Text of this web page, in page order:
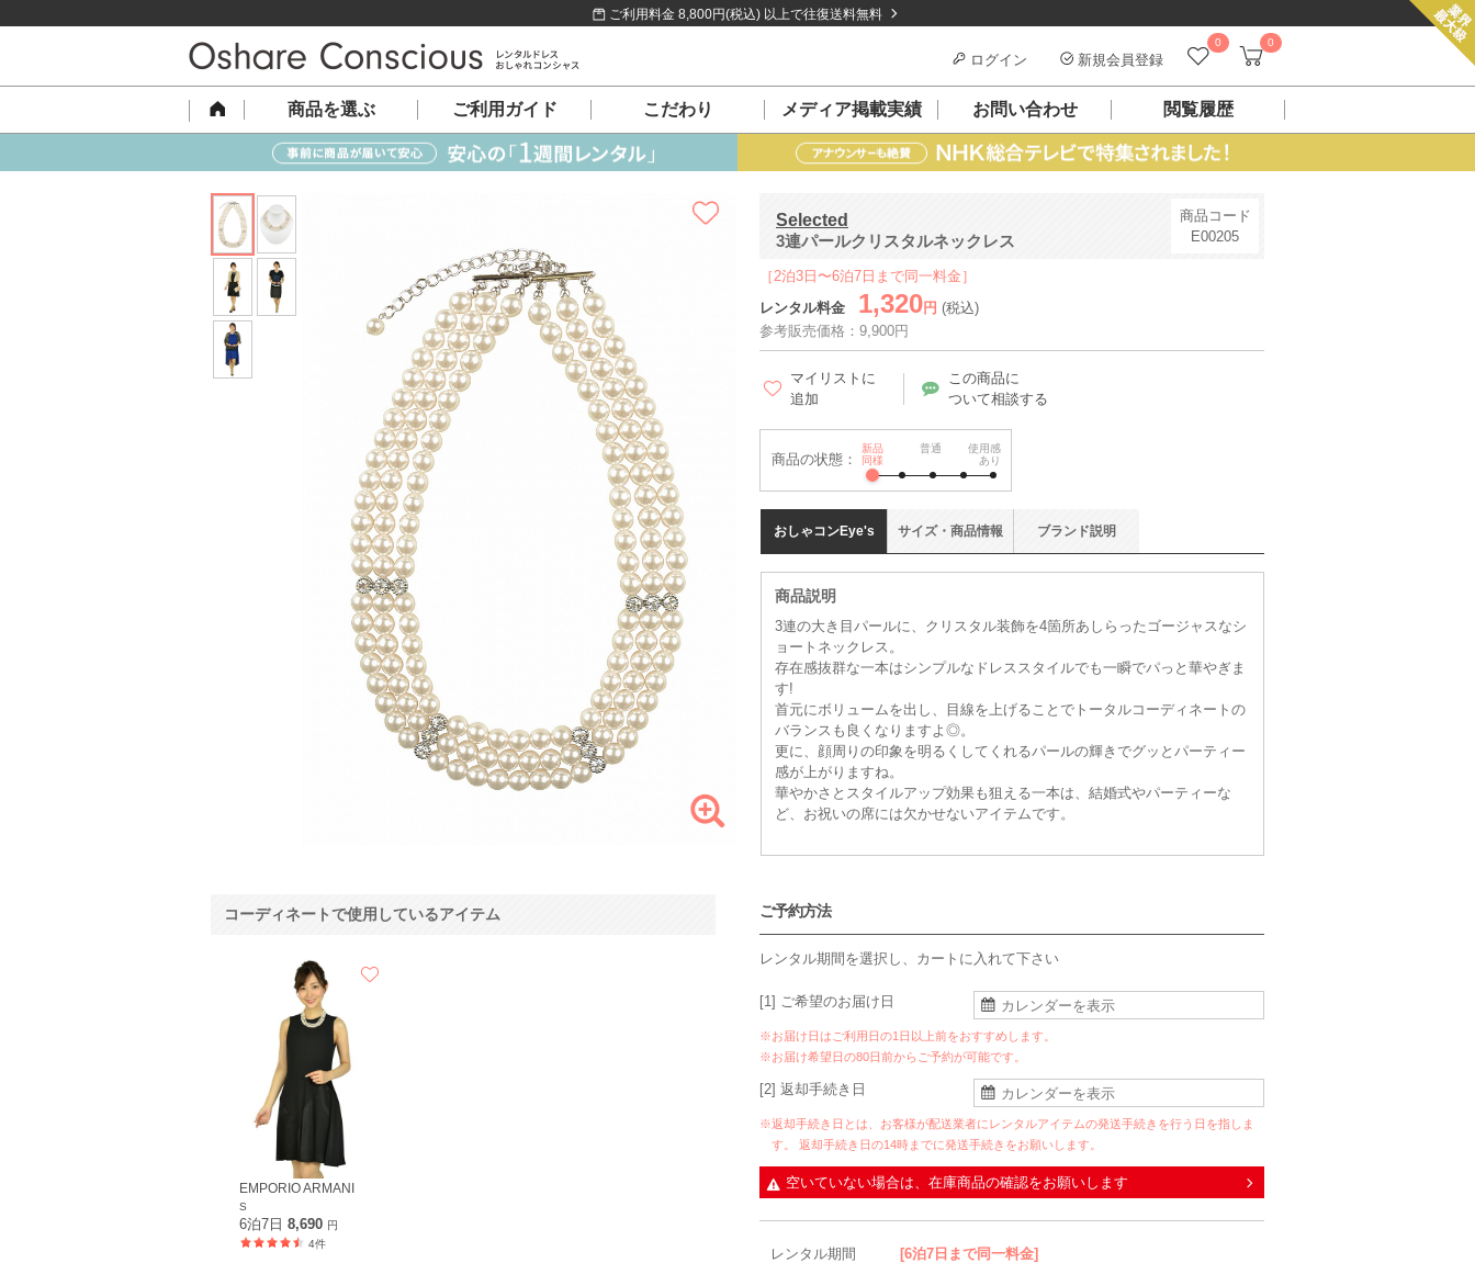
ご利用料金 8,800円(税込) 以上で往復送料無料
0 0
ログイン 新規会員登録
商品を選ぶ ご利用ガイド こだわり メディア掲載実績 お問い合わせ 閲覧履歴
Selected
3連パールクリスタルネックレス
商品コード
E00205
［2泊3日〜6泊7日まで同一料金］
レンタル料金
1,320 円 (税込)
参考販売価格：9,900円
マイリストに
追加
この商品に
ついて相談する
商品の状態：
新品
同様
普通
使用感
あり
おしゃコンEye's
商品説明
3連の大き目パールに、クリスタル装飾を4箇所あしらったゴージャスなシ
ョートネックレス。
存在感抜群な一本はシンプルなドレススタイルでも一瞬でパっと華やぎま
す!
首元にボリュームを出し、目線を上げることでトータルコーディネートの
バランスも良くなりますよ◎。
更に、顔周りの印象を明るくしてくれるパールの輝きでグッとパーティー
感が上がりますね。
華やかさとスタイルアップ効果も狙える一本は、結婚式やパーティーな
ど、お祝いの席には欠かせないアイテムです。
サイズ・ 商品情報 ブランド説明
ご予約方法
レンタル期間を選択し、カートに入れて下さい
[1] ご希望のお届け日
※お届け日はご利用日の1日以上前をおすすめします。
※お届け希望日の80日前からご予約が可能です。
[2] 返却手続き日
※返却手続き日とは、お客様が配送業者にレンタルアイテムの発送手続きを行う日を指しま
す。 返却手続き日の14時までに発送手続きをお願いします。
空いていない場合は、在庫商品の確認をお願いします
レンタル期間 [6泊7日まで同一料金]
コーディネートで使用しているアイテム
EMPORIO ARMANI
S
6泊7日 8,690 円
4件